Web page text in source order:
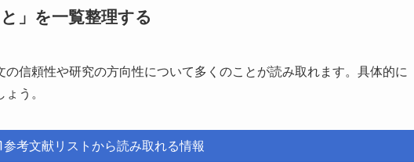
」を一覧整理する
信頼性や研究の方向性について多くのことが読み取れます。具体的に
う。
参考文献リストから読み取れる情報